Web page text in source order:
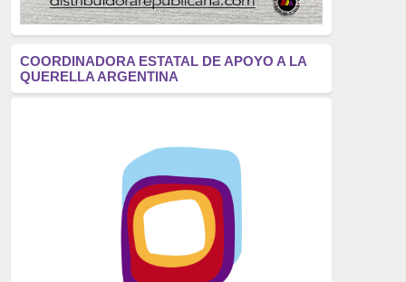
mujer
(1070)
Eventos
(914)
Crímenes del franquismo
(721)
(699)
(607)
neofranquismo
(567)
COORDINADORA ESTATAL DE APOYO A LA
QUERELLA ARGENTINA